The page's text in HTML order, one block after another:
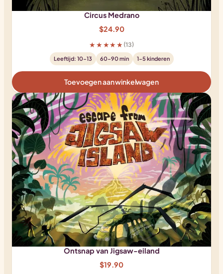
Circus Medrano
$24.90
★★★★★ (13)
Leeftijd: 10-13 60-90 min 1-5 kinderen
Toevoegen aan winkelwagen
Ontsnap van Jigsaw-eiland
$19.90